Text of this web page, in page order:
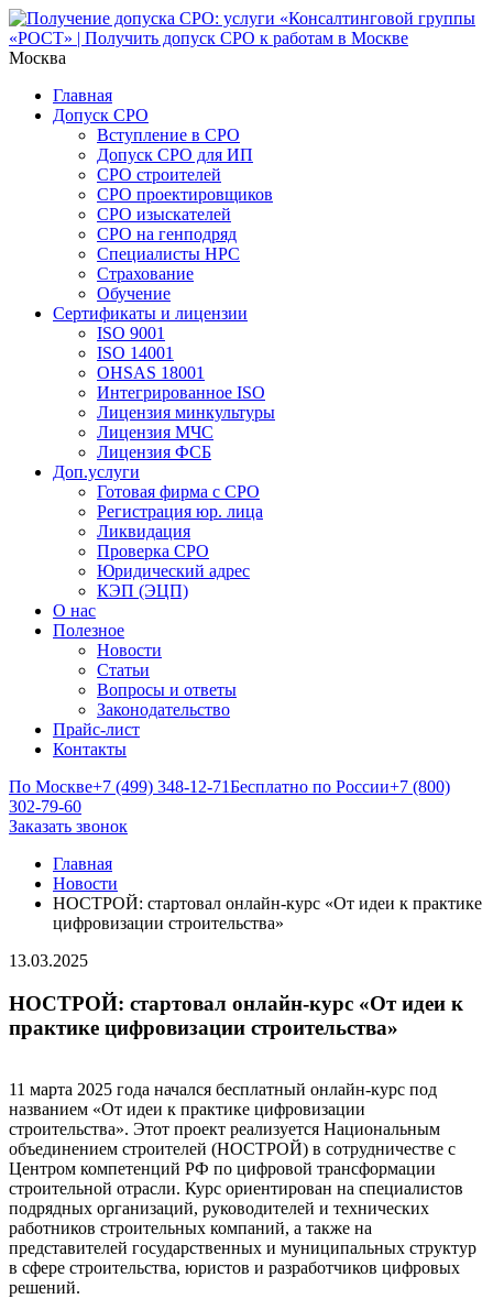
Москва
Главная
Допуск СРО
Вступление в СРО
Допуск СРО для ИП
СРО строителей
СРО проектировщиков
СРО изыскателей
СРО на генподряд
Специалисты НРС
Страхование
Обучение
Сертификаты и лицензии
ISO 9001
ISO 14001
OHSAS 18001
Интегрированное ISO
Лицензия минкультуры
Лицензия МЧС
Лицензия ФСБ
Доп.услуги
Готовая фирма с СРО
Регистрация юр. лица
Ликвидация
Проверка СРО
Юридический адрес
КЭП (ЭЦП)
О нас
Полезное
Новости
Статьи
Вопросы и ответы
Законодательство
Прайс-лист
Контакты
По Москве+7 (499) 348-12-71Бесплатно по России+7 (800)
302-79-60
Заказать звонок
Главная
Новости
НОСТРОЙ: стартовал онлайн-курс «От идеи к практике
цифровизации строительства»
13.03.2025
НОСТРОЙ: стартовал онлайн-курс «От идеи к
практике цифровизации строительства»
11 марта 2025 года начался бесплатный онлайн-курс под
названием «От идеи к практике цифровизации
строительства». Этот проект реализуется Национальным
объединением строителей (НОСТРОЙ) в сотрудничестве с
Центром компетенций РФ по цифровой трансформации
строительной отрасли. Курс ориентирован на специалистов
подрядных организаций, руководителей и технических
работников строительных компаний, а также на
представителей государственных и муниципальных структур
в сфере строительства, юристов и разработчиков цифровых
решений.